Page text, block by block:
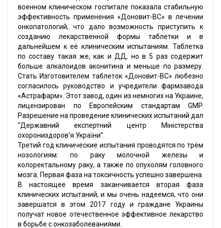
военном клиническом госпитале показала стабильную
эффективность применения «Доновит-ВС» в лечении
онкопатологий, что дало возможность приступить к
созданию лекарственной формы таблетки и в
дальнейшем к её клиническим испытаниям. Таблетка
по составу такая же, как и ДД, но в 5 раз содержит
больше алкалоидов аконитина и меньше по размеру.
Стать Изготовителем таблеток «Доновит-ВС» любезно
согласилось руководство и учредители фармзавода
«Астрафарм». Этот завод, один из немногих на Украине,
лицензирован по Европейским стандартам GMP.
Разрешение на проведение клинических испытаний дал
“Державний експертний центр Міністерства
охорониздоров’я України”.
Третий год клинические испытания проводятся по трём
нозологиям: по раку молочной железы и
колоректальному раку, а также по опухолям головного
мозга. Первая фаза на токсичность успешно завершена.
В настоящее время заканчивается вторая фаза
клинических испытаний, и мы очень надеемся, что они
завершатся в этом 2017 году и граждане Украины
получат новое отечественное эффективное лекарство
в борьбе с онкозаболеваниями.